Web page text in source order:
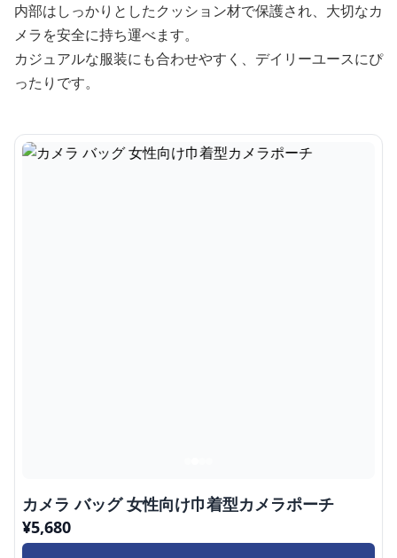
内部はしっかりとしたクッション材で保護され、大切なカ
メラを安全に持ち運べます。
カジュアルな服装にも合わせやすく、デイリーユースにぴ
ったりです。
カメラ バッグ 女性向け巾着型カメラポーチ
¥5,680